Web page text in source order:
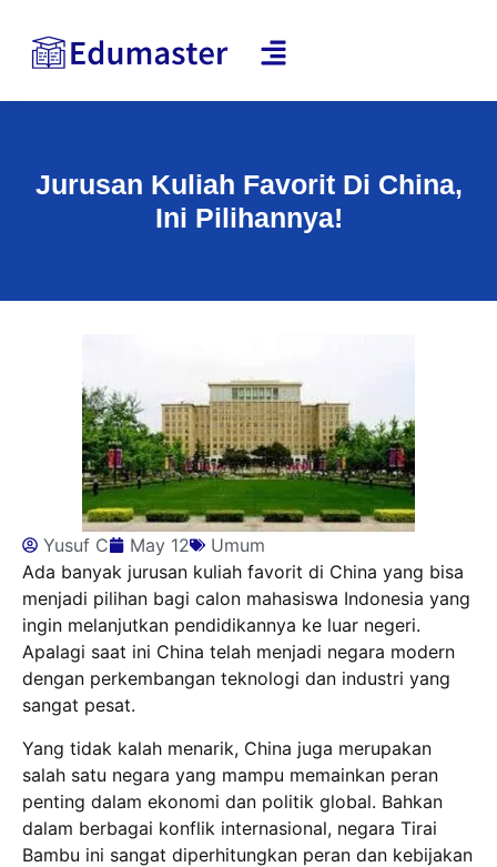
Jurusan Kuliah Favorit Di China,
Ini Pilihannya!
Yusuf C May 12
Umum
Ada banyak jurusan kuliah favorit di China yang bisa
menjadi pilihan bagi calon mahasiswa Indonesia yang
ingin melanjutkan pendidikannya ke luar negeri.
Apalagi saat ini China telah menjadi negara modern
dengan perkembangan teknologi dan industri yang
sangat pesat.
Yang tidak kalah menarik, China juga merupakan
salah satu negara yang mampu memainkan peran
penting dalam ekonomi dan politik global. Bahkan
dalam berbagai konflik internasional, negara Tirai
Bambu ini sangat diperhitungkan peran dan kebijakan